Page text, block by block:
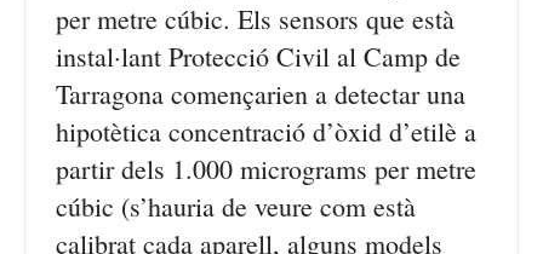
per metre cúbic. Els sensors que està
instal·lant Protecció Civil al Camp de
Tarragona començarien a detectar una
hipotètica concentració d’òxid d’etilè a
partir dels 1.000 micrograms per metre
cúbic (s’hauria de veure com està
calibrat cada aparell, alguns models